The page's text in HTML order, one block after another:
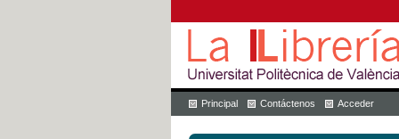
Principal Contáctenos Acceder